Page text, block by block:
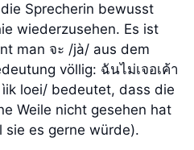
Sprecherin bewusst
wiederzusehen. Es ist
man จะ /jà/ aus dem
völlig: ฉันไม่เจอเค้า
loei/ bedeutet, dass die
Weile nicht gesehen hat
sie es gerne würde).